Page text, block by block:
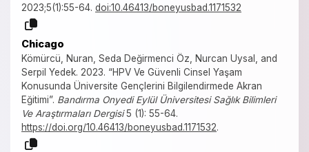
2023;5(1):55-64. doi:10.46413/boneyusbad.1171532
Chicago
Kömürcü, Nuran, Seda Değirmenci Öz, Nurcan Uysal, and
Serpil Yedek. 2023. “HPV Ve Güvenli Cinsel Yaşam
Konusunda Üniversite Gençlerini Bilgilendirmede Akran
Eğitimi”. Bandırma Onyedi Eylül Üniversitesi Sağlık Bilimleri
Ve Araştırmaları Dergisi5 (1): 55-64.
https://doi.org/10.46413/boneyusbad.1171532.